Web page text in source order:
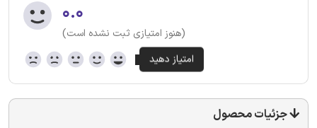
۰.۰
(هنوز امتیازی ثبت نشده است)
جزئیات محصول